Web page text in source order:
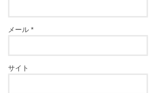
メール*
サイト